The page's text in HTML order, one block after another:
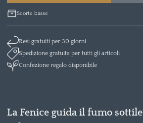
Scorte basse
Resi gratuiti per 30 giorni
Spedizione gratuita per tutti gli articoli
Confezione regalo disponibile
La Fenice guida il fumo